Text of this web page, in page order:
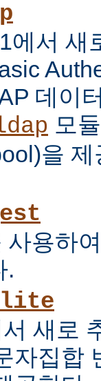
에서 새
데이
모
을
사용하
.
새로
자집합